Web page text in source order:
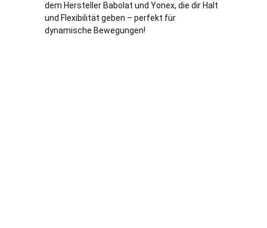
dem Hersteller Babolat und Yonex, die dir Halt
und Flexibilität geben – perfekt für
dynamische Bewegungen!